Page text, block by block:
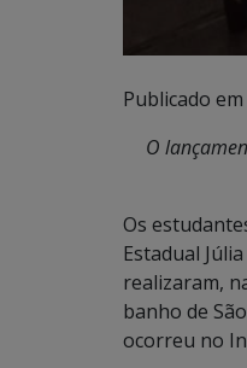
Publicado em
O
Os
Estadual
realizaram,
banho de
ocorreu no